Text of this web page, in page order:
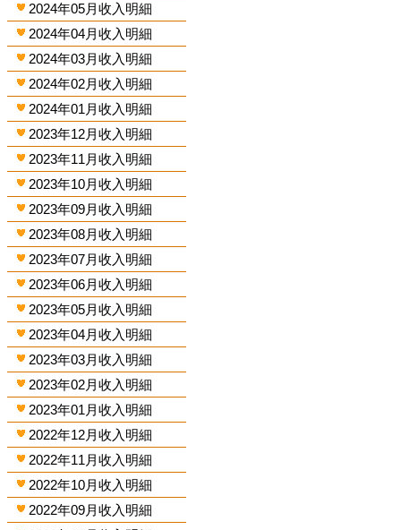
2024年05月收入明細
2024年04月收入明細
2024年03月收入明細
2024年02月收入明細
2024年01月收入明細
2023年12月收入明細
2023年11月收入明細
2023年10月收入明細
2023年09月收入明細
2023年08月收入明細
2023年07月收入明細
2023年06月收入明細
2023年05月收入明細
2023年04月收入明細
2023年03月收入明細
2023年02月收入明細
2023年01月收入明細
2022年12月收入明細
2022年11月收入明細
2022年10月收入明細
2022年09月收入明細